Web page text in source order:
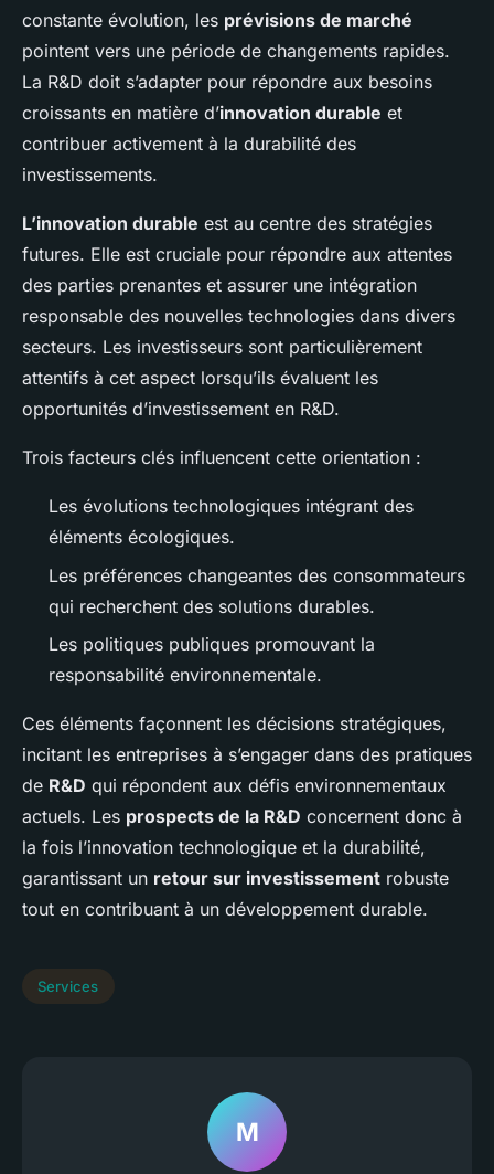
constante évolution, les prévisions de marché
pointent vers une période de changements rapides.
La R&D doit s’adapter pour répondre aux besoins
croissants en matière d’innovation durable et
contribuer activement à la durabilité des
investissements.
L’innovation durable est au centre des stratégies
futures. Elle est cruciale pour répondre aux attentes
des parties prenantes et assurer une intégration
responsable des nouvelles technologies dans divers
secteurs. Les investisseurs sont particulièrement
attentifs à cet aspect lorsqu’ils évaluent les
opportunités d’investissement en R&D.
Trois facteurs clés influencent cette orientation :
Les évolutions technologiques intégrant des
éléments écologiques.
Les préférences changeantes des consommateurs
qui recherchent des solutions durables.
Les politiques publiques promouvant la
responsabilité environnementale.
Ces éléments façonnent les décisions stratégiques,
incitant les entreprises à s’engager dans des pratiques
de R&D qui répondent aux défis environnementaux
actuels. Les prospects de la R&D concernent donc à
la fois l’innovation technologique et la durabilité,
garantissant un retour sur investissement robuste
tout en contribuant à un développement durable.
Services
M